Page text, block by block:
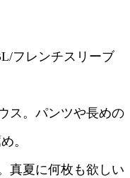
フレンチスリーブ
ス。パンツや長めの
。
真夏に何枚も欲しい